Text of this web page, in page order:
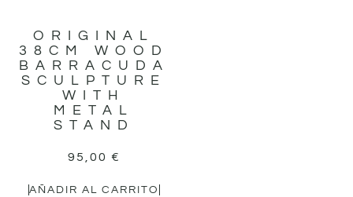
ORIGINAL
38CM WOOD
BARRACUDA
SCULPTURE
WITH
METAL
STAND
95,00 €
AÑADIR AL CARRITO